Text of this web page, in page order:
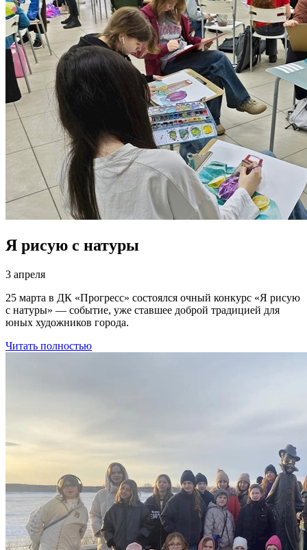
Я рисую с натуры
3 апреля
25 марта в ДК «Прогресс» состоялся очный конкурс «Я рисую
с натуры» — событие, уже ставшее доброй традицией для
юных художников города.
Читать полностью